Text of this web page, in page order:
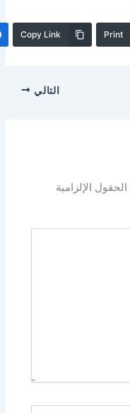
Print
Copy Link
التالي
الحقول الإلزامية